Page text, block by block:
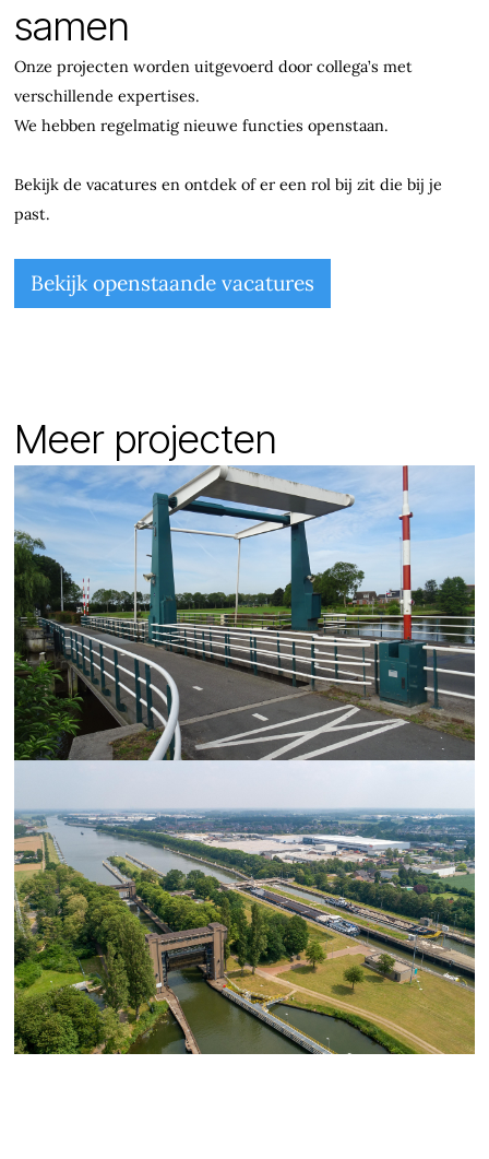
samen
Onze projecten worden uitgevoerd door collega’s met
verschillende expertises.
We hebben regelmatig nieuwe functies openstaan.
Bekijk de vacatures en ontdek of er een rol bij zit die bij je
past.
Bekijk openstaande vacatures
Meer projecten
Brug Eastermar